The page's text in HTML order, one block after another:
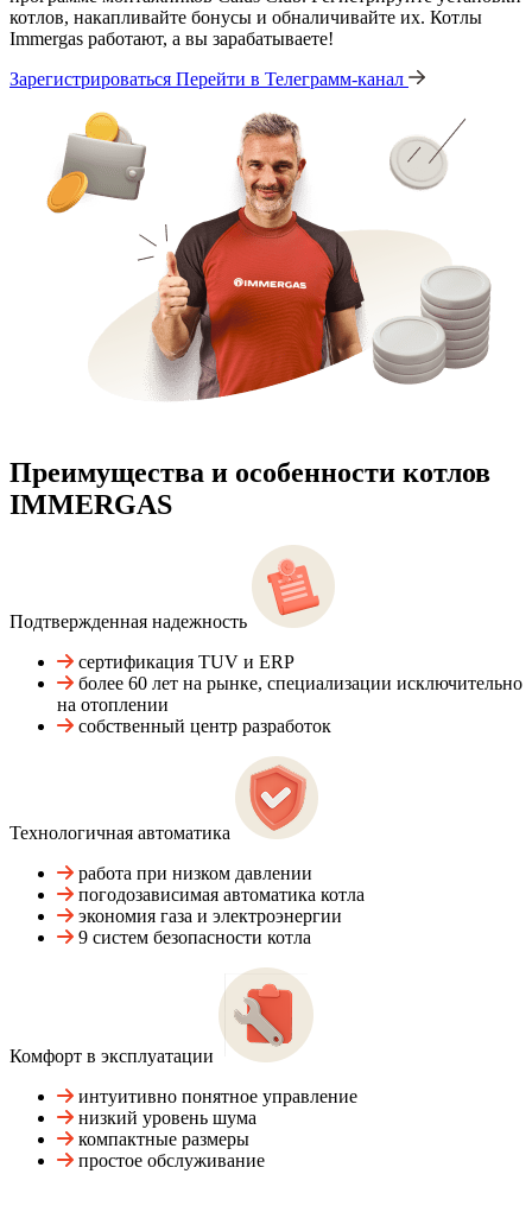
котлов, накапливайте бонусы и обналичивайте их. Котлы
Immergas работают, а вы зарабатываете!
Зарегистрироваться Перейти в Телеграмм-канал
Преимущества и особенности котлов
IMMERGAS
Подтвержденная надежность
сертификация TUV и ERP
более 60 лет на рынке, специализации исключительно
на отоплении
собственный центр разработок
Технологичная автоматика
работа при низком давлении
погодозависимая автоматика котла
экономия газа и электроэнергии
9 систем безопасности котла
Комфорт в эксплуатации
интуитивно понятное управление
низкий уровень шума
компактные размеры
простое обслуживание